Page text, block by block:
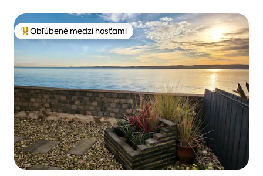
Najobľúbenejšie medzi hosťami
Obľúbené medzi hosťami